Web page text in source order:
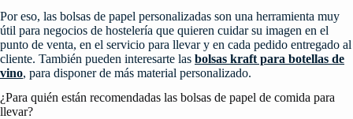
Por eso, las bolsas de papel personalizadas son una herramienta muy
útil para negocios de hostelería que quieren cuidar su imagen en el
punto de venta, en el servicio para llevar y en cada pedido entregado al
cliente. También pueden interesarte las bolsas kraft para botellas de
vino, para disponer de más material personalizado.
¿Para quién están recomendadas las bolsas de papel de comida para
llevar?